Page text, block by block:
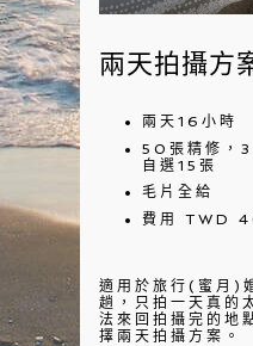
兩天拍攝方
兩天16小時
50張精修，
自選15張
毛片全給
費用 TWD
適用於旅行(蜜月)
趟，只拍一天真的
法來回拍攝完的地
擇兩天拍攝方案。